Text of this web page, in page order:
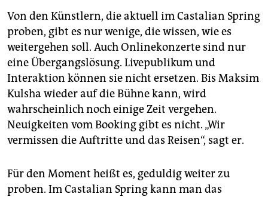
Von den Künstlern, die aktuell im Castalian Spring
proben, gibt es nur wenige, die wissen, wie es
weitergehen soll. Auch Onlinekonzerte sind nur
eine Übergangslösung. Livepublikum und
Interaktion können sie nicht ersetzen. Bis Maksim
Kulsha wieder auf die Bühne kann, wird
wahrscheinlich noch einige Zeit vergehen.
Neuigkeiten vom Booking gibt es nicht. „Wir
vermissen die Auftritte und das Reisen“, sagt er.
Für den Moment heißt es, geduldig weiter zu
proben. Im Castalian Spring kann man das